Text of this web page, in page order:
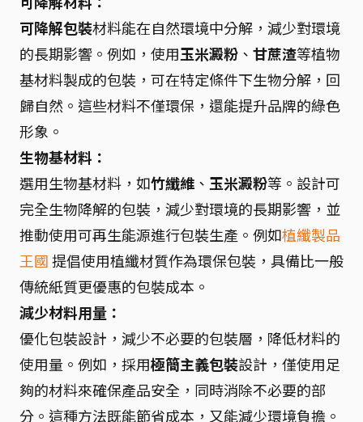
可降解包裝材料能在自然環境中分解，減少對環境
的長期影響。例如，使用玉米澱粉 、 甘蔗渣等植物
基材料製成的包裝，可在特定條件下生物分解，回
歸自然。這些材料不僅環保，還能提升品牌的綠色
形象。
生物基材料：
選用生物基材料，如竹纖維 、 玉米澱粉等。設計可
完全生物降解的包裝，減少對環境的長期影響，並
推動使用可再生能源進行包裝生產。例如植纖製品
王國提倡使用植纖材質作為環保包裝，具備比一般
傳統紙質更優惠的包裝成本。
減少材料用量：
優化包裝設計，減少不必要的包裝層，降低材料的
使用量。例如，採用極簡主義包裝設計，僅使用足
夠的材料來確保產品安全，同時消除不必要的部
分。這種方法既能節省成本，又能減少環境負擔。